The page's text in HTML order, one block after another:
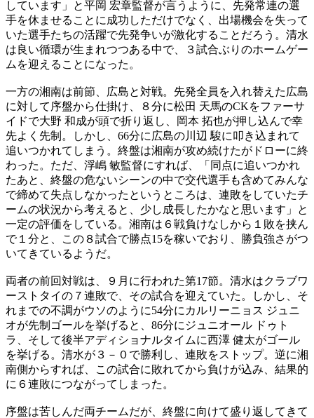
しています」と平岡 宏章監督が言うように、先発常連の選
手を休ませることに成功しただけでなく、出場機会を失って
いた選手たちの活躍で先発争いが激化することだろう。清水
は良い循環が生まれつつある中で、３試合ぶりのホームゲー
ムを迎えることになった。
一方の湘南は前節、広島と対戦。先発全員を入れ替えた広島
に対して序盤から仕掛け、８分に松田 天馬のCKをファーサ
イドで大野 和成が頭で折り返し、岡本 拓也が押し込んで幸
先よく先制。しかし、66分に広島の川辺 駿に叩き込まれて
追いつかれてしまう。終盤は湘南が攻め続けたがドローに終
わった。ただ、浮嶋 敏監督にすれば、「同点に追いつかれ
たあと、終盤の危ないシーンの中で交代選手も含めてみんな
で締めて失点しなかったというところは、連敗をしていたチ
ームの状況から考えると、少し成長したかなと思います」と
一定の評価をしている。湘南は６戦負けなしから１敗を挟ん
で１分と、この８試合で勝点15を稼いでおり、勝負強さがつ
いてきているようだ。
両者の前回対戦は、９月に行われた第17節。清水はクラブワ
ーストタイの７連敗で、その試合を迎えていた。しかし、そ
れまでの不調がウソのように54分にカルリーニョス ジュニ
オが先制ゴールを挙げると、86分にジュニオール ドゥト
ラ、そして後半アディショナルタイムに西澤 健太がゴール
を挙げる。清水が３－０で勝利し、連敗をストップ。逆に湘
南側からすれば、この試合に敗れてから負けが込み、結果的
に６連敗につながってしまった。
序盤は苦しんだ両チームだが、終盤に向けて盛り返してきて